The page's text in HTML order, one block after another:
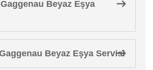
Beyaz Eşya
Beyaz Eşya Servisi